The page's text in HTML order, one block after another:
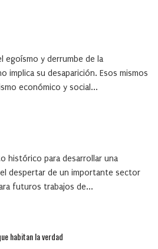
egoísmo y derrumbe de la
implica su desaparición. Esos mismos
económico y social...
histórico para desarrollar una
despertar de un importante sector
futuros trabajos de...
habitan la verdad